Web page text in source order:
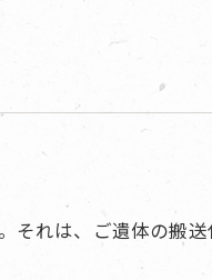
れは、ご遺体の搬